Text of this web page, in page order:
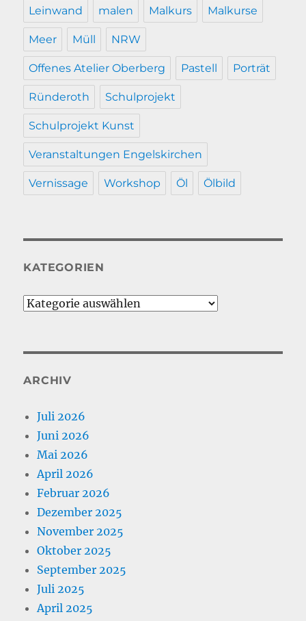
Leinwand malen Malkurs Malkurse
Meer Müll NRW
Offenes Atelier Oberberg Pastell Porträt
Ründeroth Schulprojekt
Schulprojekt Kunst
Veranstaltungen Engelskirchen
Vernissage Workshop Öl Ölbild
KATEGORIEN
Kategorien
ARCHIV
Juli 2026
Juni 2026
Mai 2026
April 2026
Februar 2026
Dezember 2025
November 2025
Oktober 2025
September 2025
Juli 2025
April 2025